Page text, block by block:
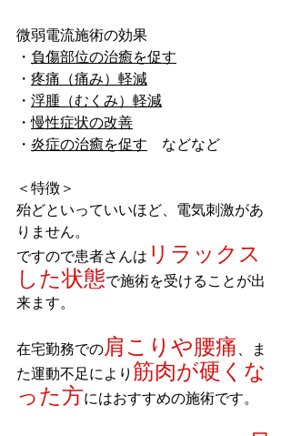
微弱電流施術の効果
・ 負傷部位の治癒を促す
・ 疼痛（痛み）軽減
・ 浮腫（むくみ）軽減
・慢性症状の改善
・ 炎症の治癒を促す などなど
＜特徴＞
殆どといっていいほど、電気刺激があ
りません。
ですので患者さんは リラックス
した状態で施術を受けることが出
来ます。
在宅勤務での肩こりや腰痛 、ま
た運動不足により 筋肉が硬くな
った方にはおすすめの施術です。